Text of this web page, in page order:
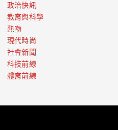
政治快訊
教育與科學
熱吻
現代時尚
社會新聞
科技前線
體育前線